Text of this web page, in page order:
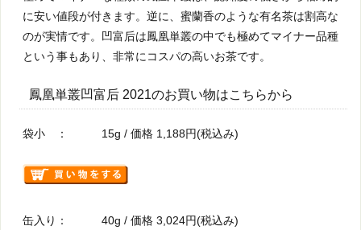
に安い値段が付きます。逆に、蜜蘭香のような有名茶は割高な
のが実情です。凹富后は鳳凰単叢の中でも極めてマイナー品種
という事もあり、非常にコスパの高いお茶です。
鳳凰単叢凹富后 2021のお買い物はこちらから
袋小 ： 15g / 価格 1,188円(税込み)
缶入り： 40g / 価格 3,024円(税込み)